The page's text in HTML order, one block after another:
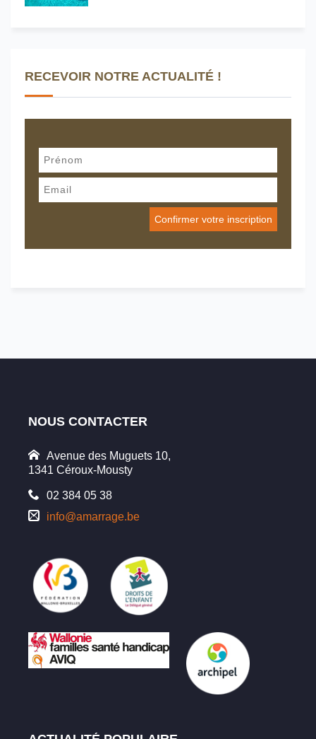
RECEVOIR NOTRE ACTUALITÉ !
NOUS CONTACTER
Avenue des Muguets 10,
1341 Céroux-Mousty
02 384 05 38
info@amarrage.be